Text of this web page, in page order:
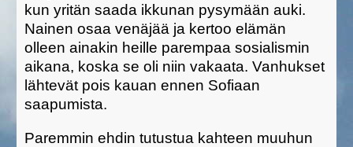
kun yritän saada ikkunan pysymään auki.
Nainen osaa venäjää ja kertoo elämän
olleen ainakin heille parempaa sosialismin
aikana, koska se oli niin vakaata. Vanhukset
lähtevät pois kauan ennen Sofiaan
saapumista.
Paremmin ehdin tutustua kahteen muuhun